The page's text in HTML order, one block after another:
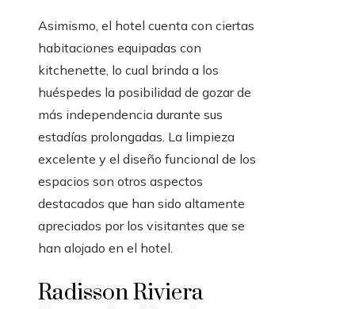
Asimismo, el hotel cuenta con ciertas
habitaciones equipadas con
kitchenette, lo cual brinda a los
huéspedes la posibilidad de gozar de
más independencia durante sus
estadías prolongadas. La limpieza
excelente y el diseño funcional de los
espacios son otros aspectos
destacados que han sido altamente
apreciados por los visitantes que se
han alojado en el hotel.
Radisson Riviera